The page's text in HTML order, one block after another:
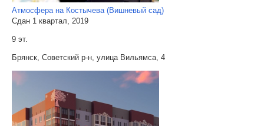
Атмосфера на Костычева (Вишневый сад)
Сдан 1 квартал, 2019
9 эт.
Брянск, Советский р-н, улица Вильямса, 4